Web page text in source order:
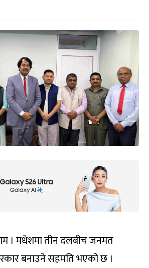
। मधेशमा तीन दलबीच जनमत
बनाउने सहमति भएको छ ।